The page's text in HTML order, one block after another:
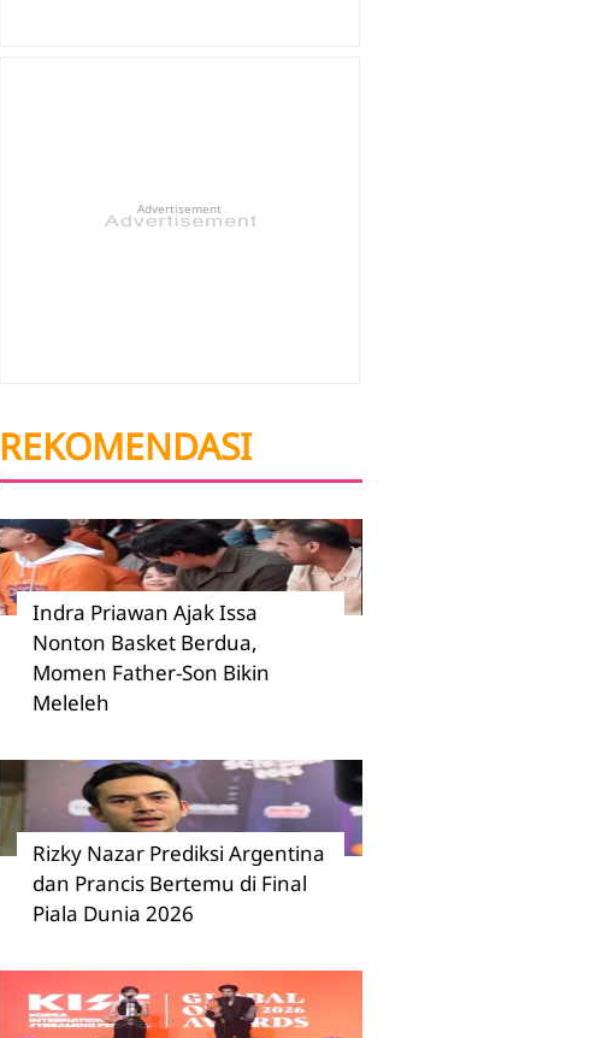
Advertisement
REKOMENDASI
Indra Priawan Ajak Issa
Nonton Basket Berdua,
Momen Father-Son Bikin
Meleleh
Rizky Nazar Prediksi Argentina
dan Prancis Bertemu di Final
Piala Dunia 2026